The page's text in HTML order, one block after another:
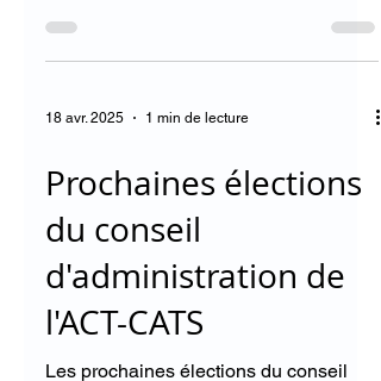
communauté se tiendra à Sherbrooke
Prochaines élections
du conseil
d'administration de
l'ACT-CATS